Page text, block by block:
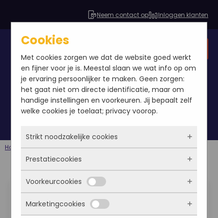
Neem contact op Inloggen klanten
Cookies
Met cookies zorgen we dat de website goed werkt
en fijner voor je is. Meestal slaan we wat info op om
je ervaring persoonlijker te maken. Geen zorgen:
het gaat niet om directe identificatie, maar om
handige instellingen en voorkeuren. Jij bepaalt zelf
welke cookies je toelaat; privacy voorop.
Strikt noodzakelijke cookies
Deze cookies zorgen ervoor dat de website
überhaupt werkt. Ze zijn dus altijd actief en
kunnen niet worden uitgezet. Meestal worden
ze alleen geplaatst als jij iets doet, zoals
inloggen, een formulier invullen of je
Prestatiecookies
Met deze cookies zien we hoe vaak onze site
bezocht wordt, waar bezoekers vandaan
komen en welke pagina’s populair zijn. Zo
Voorkeurcookies
Deze cookies onthouden jouw voorkeuren.
Marketingcookies
google analytics
Home Berichten google analytics
Doelen instellen in Google
Analytics